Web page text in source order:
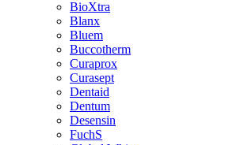
BioXtra
Blanx
Bluem
Buccotherm
Curaprox
Curasept
Dentaid
Dentum
Desensin
FuchS